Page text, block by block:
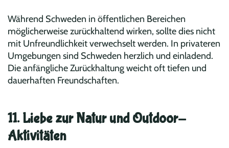
Während Schweden in öffentlichen Bereichen
möglicherweise zurückhaltend wirken, sollte dies nicht
mit Unfreundlichkeit verwechselt werden. In privateren
Umgebungen sind Schweden herzlich und einladend.
Die anfängliche Zurückhaltung weicht oft tiefen und
dauerhaften Freundschaften.
11. Liebe zur Natur und Outdoor-
Aktivitäten